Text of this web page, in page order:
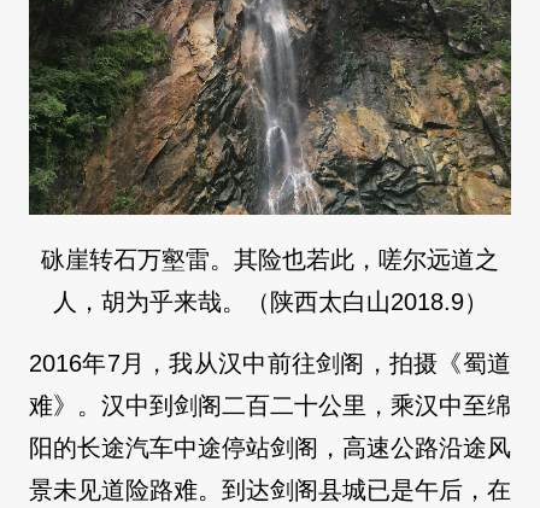
砯崖转石万壑雷。其险也若此，嗟尔远道之
人，胡为乎来哉。（陕西太白山2018.9）
2016年7月，我从汉中前往剑阁，拍摄《蜀道
难》。汉中到剑阁二百二十公里，乘汉中至绵
阳的长途汽车中途停站剑阁，高速公路沿途风
景未见道险路难。到达剑阁县城已是午后，在